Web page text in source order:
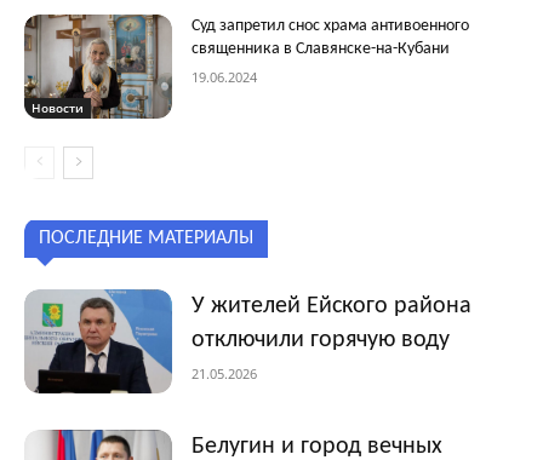
Новости
Суд запретил снос храма антивоенного
священника в Славянске-на-Кубани
19.06.2024
ПОСЛЕДНИЕ МАТЕРИАЛЫ
У жителей Ейского района
отключили горячую воду
21.05.2026
Белугин и город вечных